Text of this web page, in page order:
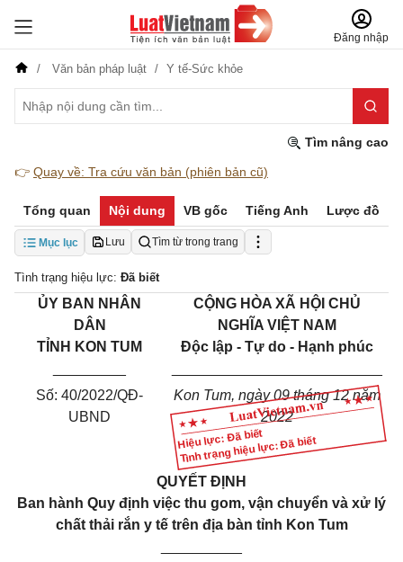
Đăng nhập
Văn bản pháp luật Y tế-Sức khỏe
Tìm nâng cao
👉 Quay về: Tra cứu văn bản (phiên bản cũ)
Tổng quan Nội dung VB gốc Tiếng Anh Lược đồ
Mục lục Lưu Tìm từ trong trang
Tình trạng hiệu lực: Đã biết
Hiệu lực: Đã biết
Tình trạng hiệu lực: Đã biết
ỦY BAN NHÂN
DÂN
TỈNH KON TUM
CỘNG HÒA XÃ HỘI CHỦ
NGHĨA VIỆT NAM
Độc lập - Tự do - Hạnh phúc
Số: 40/2022/QĐ-
UBND
Kon Tum, ngày 09 tháng 12 năm
2022
QUYẾT ĐỊNH
Ban hành Quy định việc thu gom, vận chuyển và xử lý
chất thải rắn y tế trên địa bàn tỉnh Kon Tum